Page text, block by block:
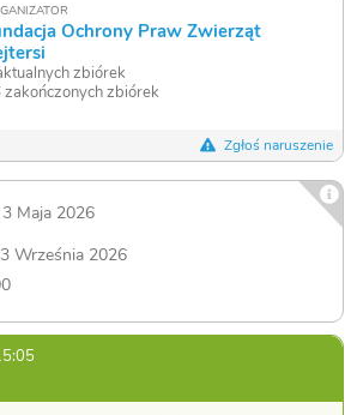
Ochrony Praw Zwierząt
zbiórek
zakończonych zbiórek
Zgłoś naruszenie
Maja 2026
Września 2026